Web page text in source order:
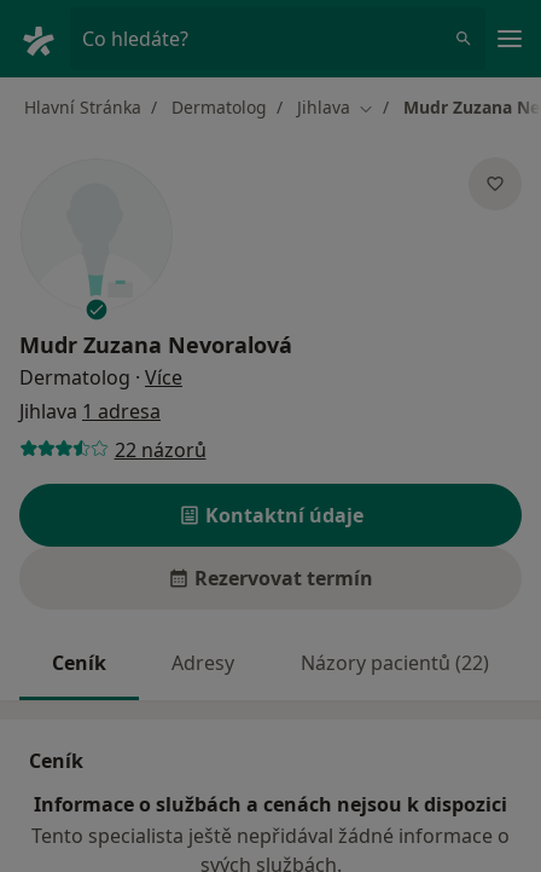
Co hledáte?
Hlavní Stránka Dermatolog Jihlava Změna města
Mudr Zuzana
Mudr Zuzana Nevoralová
Dermatolog · Více
Jihlava 1 adresa
22 názorů
Kontaktní údaje
Rezervovat termín
Ceník Adresy Názory pacientů (22)
Ceník
Informace o službách a cenách nejsou k dispozici
Tento specialista ještě nepřidával žádné informace o
svých službách.